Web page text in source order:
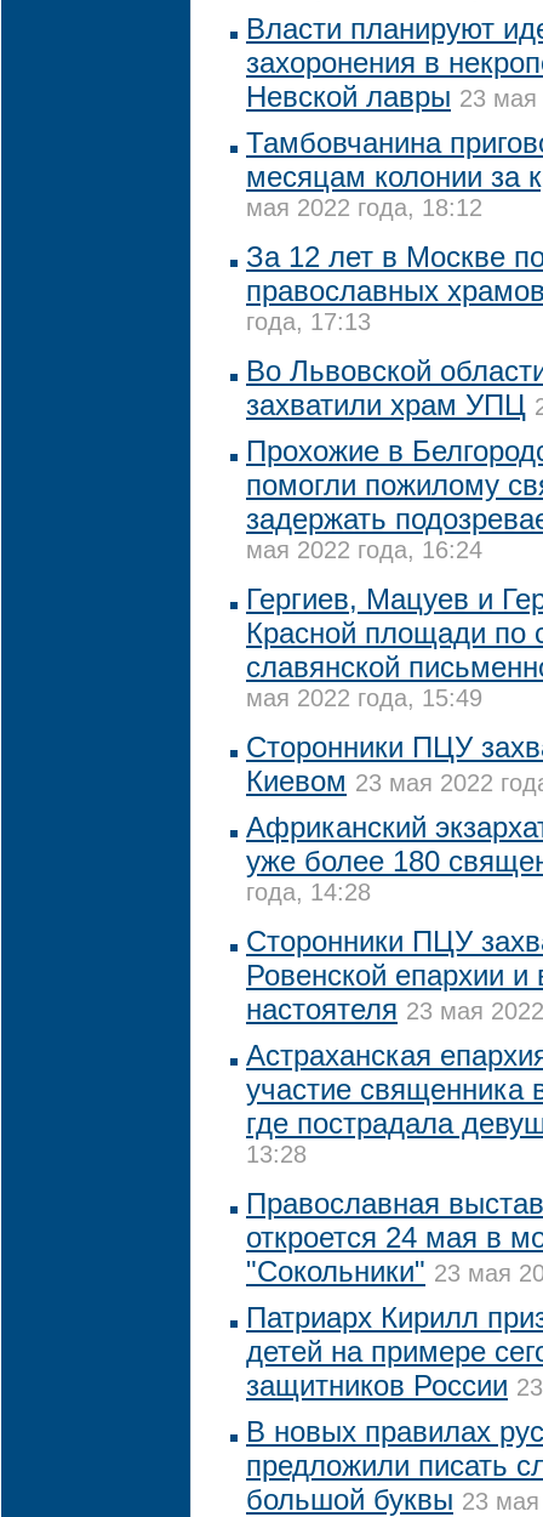
Власти планируют
захоронения в
Невской лавры 23 мая
Тамбовчанина
месяцам колонии за
мая 2022 года, 18:12
За 12 лет в Москве
православных
года, 17:13
Во Львовской
захватили храм УПЦ
Прохожие в
помогли пожилому
задержать
мая 2022 года, 16:24
Гергиев, Мацуев и
Красной площади по
славянской
мая 2022 года, 15:49
Сторонники ПЦУ
Киевом 23 мая 2022
Африканский
уже более 180
года, 14:28
Сторонники ПЦУ
Ровенской епархии
настоятеля 23 мая
Астраханская
участие священника
где пострадала
13:28
Православная
откроется 24 мая в
"Сокольники" 23 мая
Патриарх Кирилл
детей на примере
защитников России
В новых правилах
предложили писать
большой буквы 23 мая